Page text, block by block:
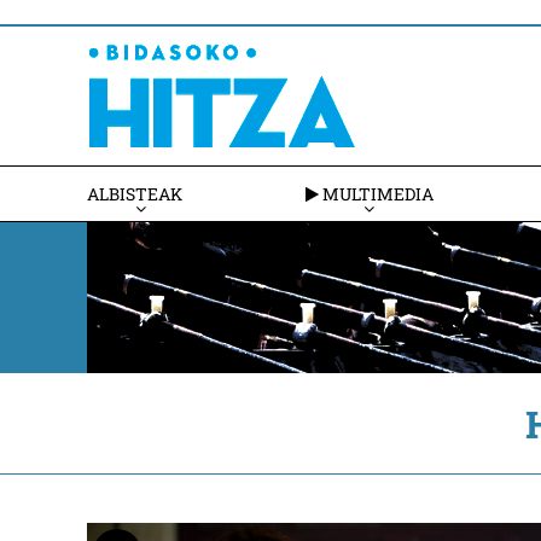
ALBISTEAK MULTIMEDIA